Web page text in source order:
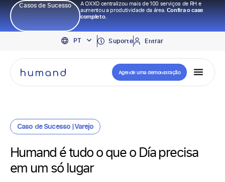
Casos de Sucesso
A OXXO centralizou mais de 100 serviços de RH e
aumentou a produtividade da área.Confira o case
completo.
PT
EN
ES
Suporte Entrar
Agende uma demonstração
Caso de Sucesso |Varejo
Humand é tudo o que o Día precisa
em um só lugar